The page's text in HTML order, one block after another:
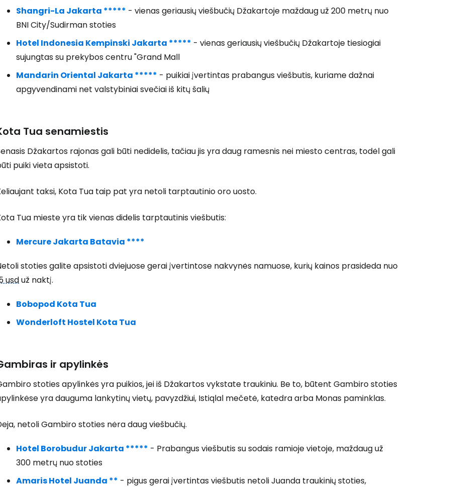
Shangri-La Jakarta ***** - vienas geriausių viešbučių Džakartoje maždaug už 200 metrų nuo
BNI City/Sudirman stoties
Hotel Indonesia Kempinski Jakarta ***** - vienas geriausių viešbučių Džakartoje tiesiogiai
sujungtas su prekybos centru "Grand Mall
Mandarin Oriental Jakarta ***** - puikiai įvertintas prabangus viešbutis, kuriame dažnai
apgyvendinami net valstybiniai svečiai iš kitų šalių
Tua senamiestis
Džakartos rajonas gali būti nedidelis, tačiau jis yra daug ramesnis nei miesto centras, todėl gali
puiki vieta apsistoti.
taksi, Kota Tua taip pat yra netoli tarptautinio oro uosto.
Tua mieste yra tik vienas didelis tarptautinis viešbutis:
Mercure Jakarta Batavia ****
stoties galite apsistoti dviejuose gerai įvertintose nakvynės namuose, kurių kainos prasideda nuo
usduž naktį.
Bobopod Kota Tua
Wonderloft Hostel Kota Tua
ir apylinkės
stoties apylinkės yra puikios, jei iš Džakartos vykstate traukiniu. Be to, būtent Gambiro stoties
yra dauguma lankytinų vietų, pavyzdžiui, Istiqlal mečetė, katedra arba Monas paminklas.
netoli Gambiro stoties nėra daug viešbučių.
Hotel Borobudur Jakarta ***** - Prabangus viešbutis su sodais ramioje vietoje, maždaug už
300 metrų nuo stoties
Amaris Hotel Juanda ** - pigus gerai įvertintas viešbutis netoli Juanda traukinių stoties,
Prisijunkite prie Cestee
... pasaulinė kelionių bendruomenė